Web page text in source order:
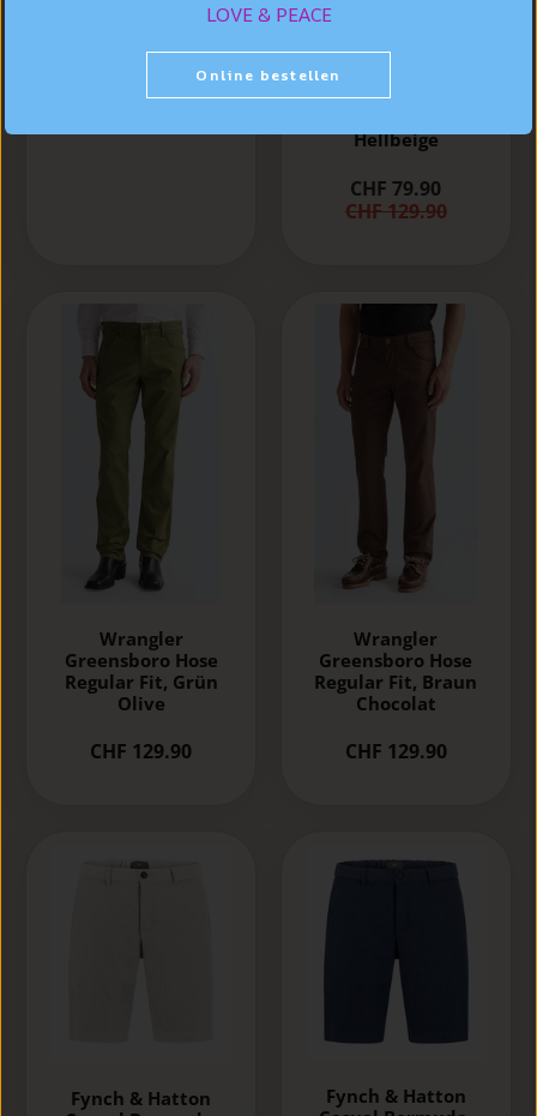
Essential Premium
Check Shirt, Grün
karriert "KENT"
Greensboro Hose
Hellbeige
CHF 79.90
CHF 129.90
Wrangler
Greensboro Hose
Regular Fit, Grün
Olive
CHF 129.90
Wrangler
Greensboro Hose
Regular Fit, Braun
Chocolat
CHF 129.90
Fynch & Hatton
Fynch & Hatton
LOVE & PEACE
Online bestellen